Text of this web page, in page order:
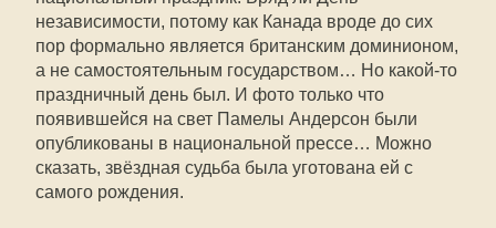
независимости, потому как Канада вроде до сих
пор формально является британским доминионом,
а не самостоятельным государством… Но какой-то
праздничный день был. И фото только что
появившейся на свет Памелы Андерсон были
опубликованы в национальной прессе… Можно
сказать, звёздная судьба была уготована ей с
самого рождения.